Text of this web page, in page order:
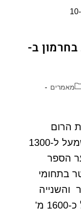
ב-
מאמרים
הרום
הגבוהות של צומח החרמון שמעל ל-1300
הספר
ברום 1300 מטר בתחומי
והשנייה
במדרון מערבי תלול ברום של כ-1600 מ'